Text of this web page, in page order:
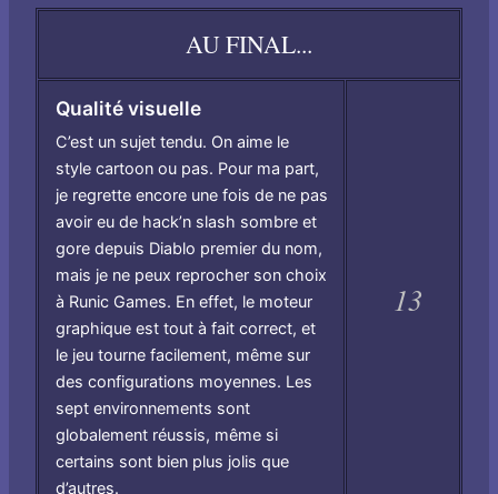
AU FINAL...
Qualité visuelle
C’est un sujet tendu. On aime le
style cartoon ou pas. Pour ma part,
je regrette encore une fois de ne pas
avoir eu de hack’n slash sombre et
gore depuis Diablo premier du nom,
mais je ne peux reprocher son choix
à Runic Games. En effet, le moteur
graphique est tout à fait correct, et
le jeu tourne facilement, même sur
des configurations moyennes. Les
sept environnements sont
globalement réussis, même si
certains sont bien plus jolis que
d’autres.
13